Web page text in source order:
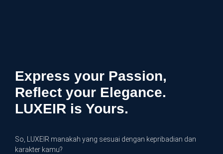
Express your Passion,
Reflect your Elegance.
LUXEIR is Yours.
So, LUXEIR manakah yang sesuai dengan kepribadian dan
karakter kamu?